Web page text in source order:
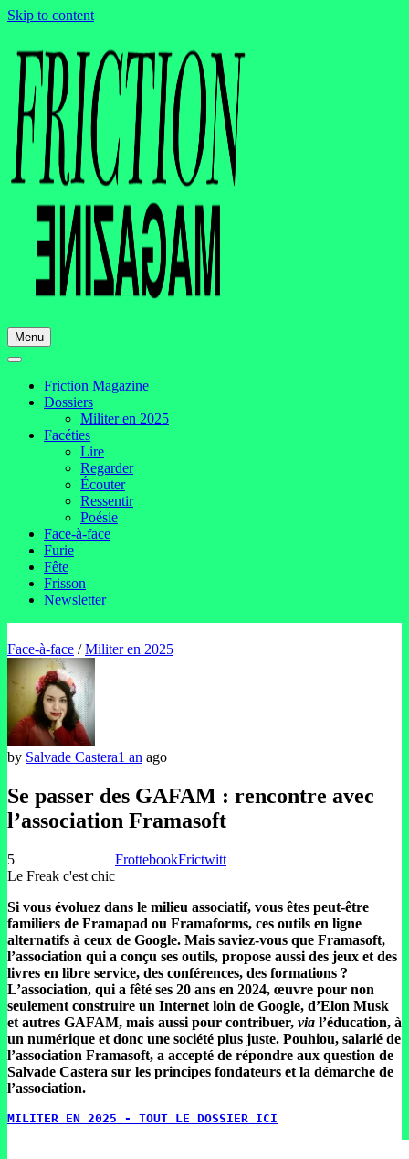
Skip to content
Menu
Friction Magazine
Dossiers
Militer en 2025
Facéties
Lire
Regarder
Écouter
Ressentir
Poésie
Face-à-face
Furie
Fête
Frisson
Newsletter
Face-à-face /Militer en 2025
by Salvade Castera1 an ago
Se passer des GAFAM : rencontre avec
l’association Framasoft
5
Le Freak c'est chic
FrottebookFrictwitt
Si vous évoluez dans le milieu associatif, vous êtes peut-être
familiers de Framapad ou Framaforms, ces outils en ligne
alternatifs à ceux de Google. Mais saviez-vous que Framasoft,
l’association qui a conçu ses outils, propose aussi des jeux et des
livres en libre service, des conférences, des formations ?
L’association, qui a fêté ses 20 ans en 2024, œuvre pour non
seulement construire un Internet loin de Google, d’Elon Musk
et autres GAFAM, mais aussi pour contribuer, via l’éducation, à
un numérique et donc une société plus juste. Pouhiou, salarié de
l’association Framasoft, a accepté de répondre aux question de
Salvade Castera sur les principes fondateurs et la démarche de
l’association.
MILITER EN 2025 - TOUT LE DOSSIER ICI